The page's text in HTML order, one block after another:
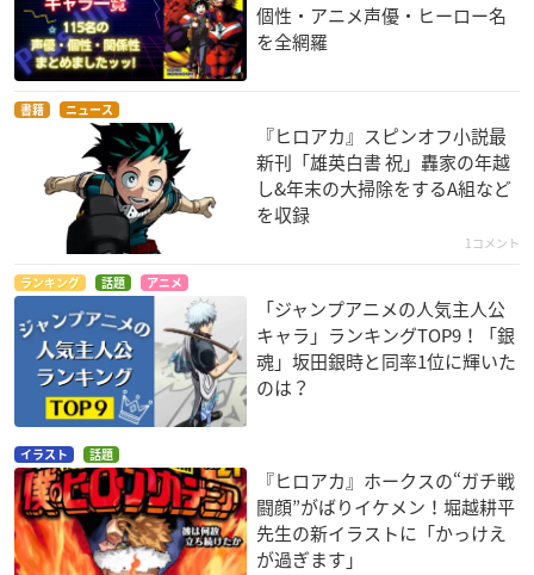
個性・アニメ声優・ヒーロー名
を全網羅
書籍 ニュース
『ヒロアカ』スピンオフ小説最
新刊「雄英白書 祝」轟家の年越
し&年末の大掃除をするA組など
を収録
1コメント
ランキング 話題 アニメ
「ジャンプアニメの人気主人公
キャラ」ランキングTOP9！「銀
魂」坂田銀時と同率1位に輝いた
のは？
イラスト 話題
『ヒロアカ』ホークスの“ガチ戦
闘顔”がばりイケメン！堀越耕平
先生の新イラストに「かっけえ
が過ぎます」